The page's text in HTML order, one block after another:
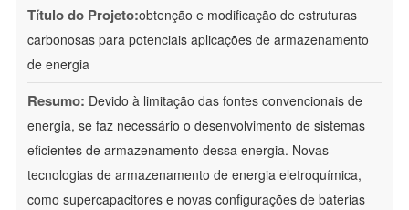
Título do Projeto:obtenção e modificação de estruturas
carbonosas para potenciais aplicações de armazenamento
de energia
Resumo: Devido à limitação das fontes convencionais de
energia, se faz necessário o desenvolvimento de sistemas
eficientes de armazenamento dessa energia. Novas
tecnologias de armazenamento de energia eletroquímica,
como supercapacitores e novas configurações de baterias